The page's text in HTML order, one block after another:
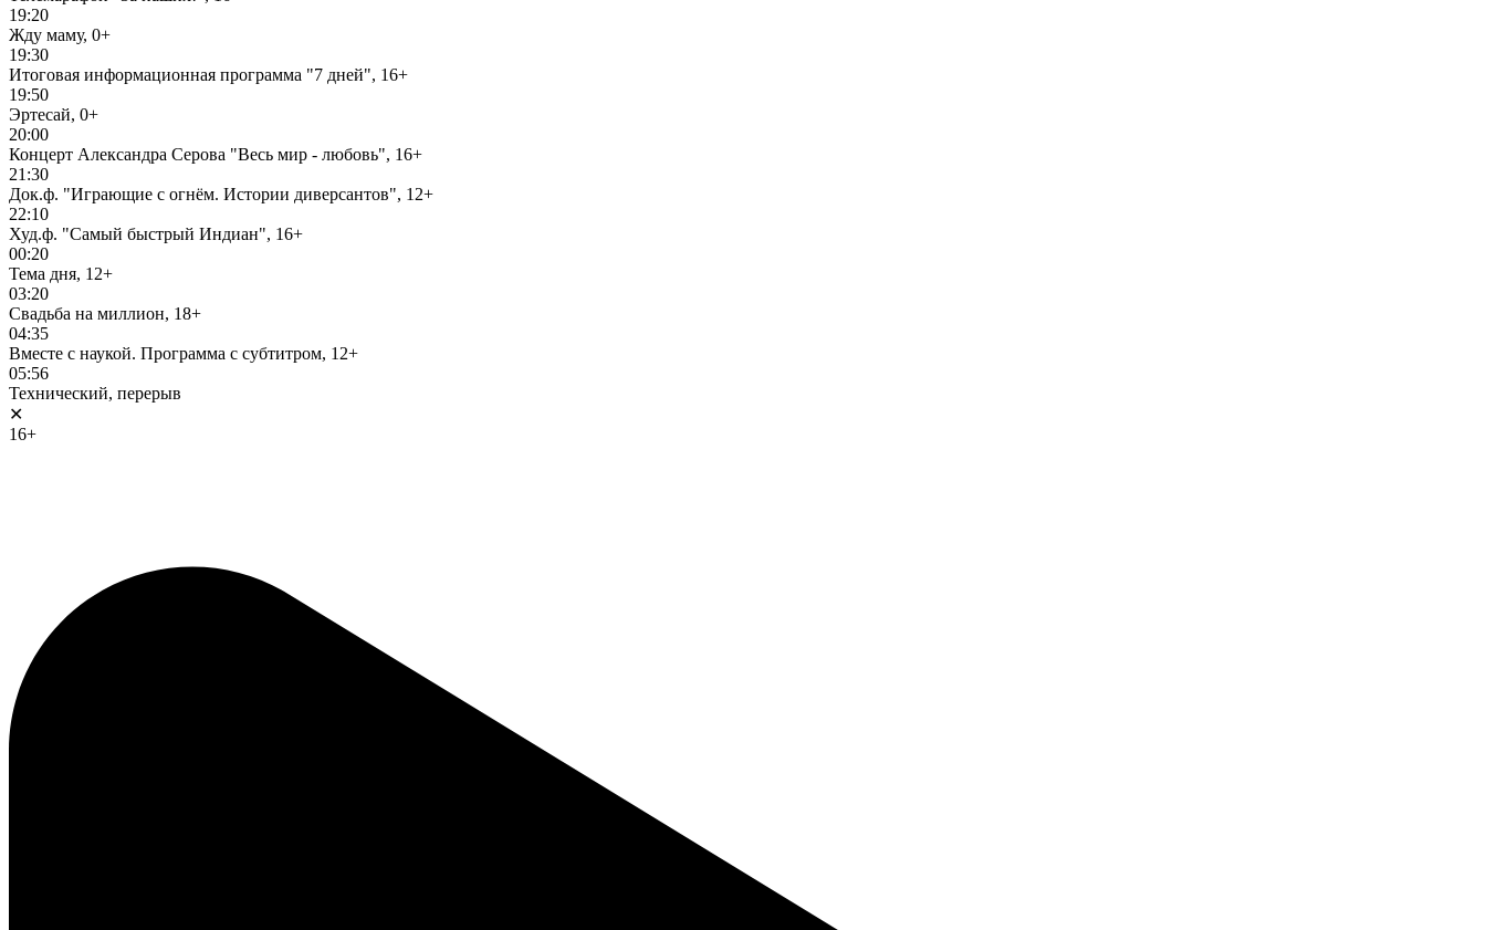
19:20
Жду маму, 0+
19:30
Итоговая информационная программа "7 дней", 16+
19:50
Эртесай, 0+
20:00
Концерт Александра Серова "Весь мир - любовь", 16+
21:30
Док.ф. "Играющие с огнём. Истории диверсантов", 12+
22:10
Худ.ф. "Самый быстрый Индиан", 16+
00:20
Тема дня, 12+
03:20
Свадьба на миллион, 18+
04:35
Вместе с наукой. Программа с субтитром, 12+
05:56
Технический, перерыв
✕
16+